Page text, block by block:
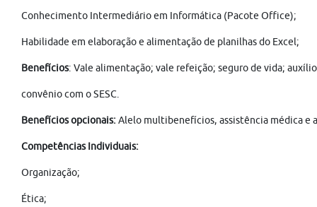
Conhecimento Intermediário em Informática (Pacote Office);
Habilidade em elaboração e alimentação de planilhas do Excel;
Benefícios: Vale alimentação; vale refeição; seguro de vida;
convênio com o SESC.
Benefícios opcionais:Alelo multibenefícios, assistência médica e
Competências Individuais:
Organização;
Ética;